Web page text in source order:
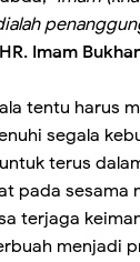
Imam
tentu harus
segala
terus
pada sesama
terjaga
menjadi